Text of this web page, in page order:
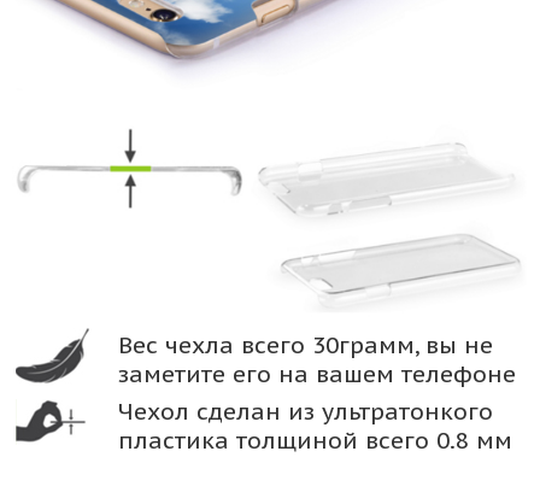
Вес чехла всего 30грамм, вы не
заметите его на вашем телефоне
Чехол сделан из ультратонкого
пластика толщиной всего 0.8 мм